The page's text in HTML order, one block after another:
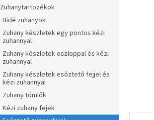
Zuhanytartozékok
Bidé zuhanyok
Zuhany készletek egy pontos kézi
zuhannyal
Zuhany készletek oszloppal és kézi
zuhannyal
Zuhany készletek esőztető fejjel és
kézi zuhannyal
Zuhany tömlők
Kézi zuhany fejek